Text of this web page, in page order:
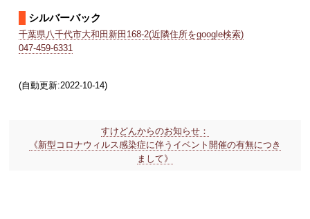
シルバーバック
千葉県八千代市大和田新田168-2(近隣住所をgoogle検索)
047-459-6331
(自動更新:2022-10-14)
すけどんからのお知らせ：
《新型コロナウィルス感染症に伴うイベント開催の有無につき
まして》